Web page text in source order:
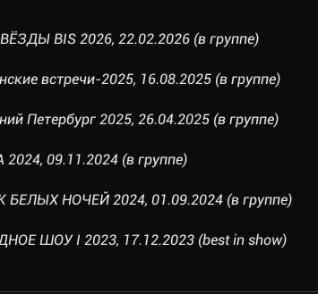
BIS 2026, 22.02.2026 (в группе)
встречи-2025, 16.08.2025 (в группе)
Петербург 2025, 26.04.2025 (в группе)
09.11.2024 (в группе)
БЕЛЫХ НОЧЕЙ 2024, 01.09.2024 (в группе)
ШОУ I 2023, 17.12.2023 (best in show)